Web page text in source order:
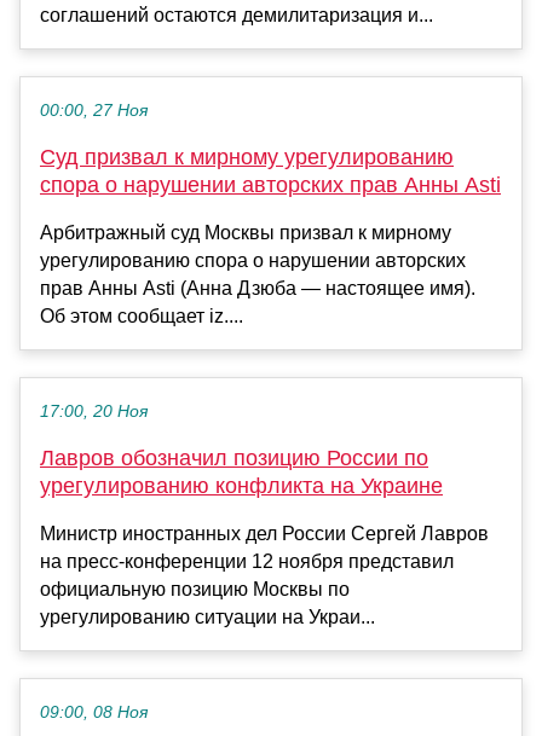
соглашений остаются демилитаризация и...
00:00, 27 Ноя
Суд призвал к мирному урегулированию
спора о нарушении авторских прав Анны Asti
Арбитражный суд Москвы призвал к мирному
урегулированию спора о нарушении авторских
прав Анны Аsti (Анна Дзюба — настоящее имя).
Об этом сообщает iz....
17:00, 20 Ноя
Лавров обозначил позицию России по
урегулированию конфликта на Украине
Министр иностранных дел России Сергей Лавров
на пресс-конференции 12 ноября представил
официальную позицию Москвы по
урегулированию ситуации на Украи...
09:00, 08 Ноя